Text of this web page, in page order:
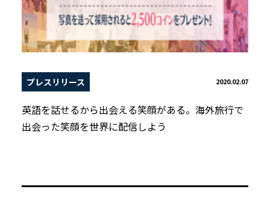
プレスリリース 2020.02.07
英語を話せるから出会える笑顔がある。海外旅行で
出会った笑顔を世界に配信しよう